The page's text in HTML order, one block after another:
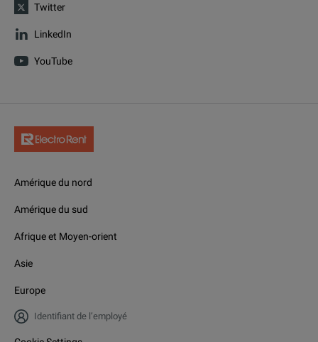
Twitter
LinkedIn
YouTube
Amérique du nord
Amérique du sud
Afrique et Moyen-orient
Asie
Europe
Identifiant de l’employé